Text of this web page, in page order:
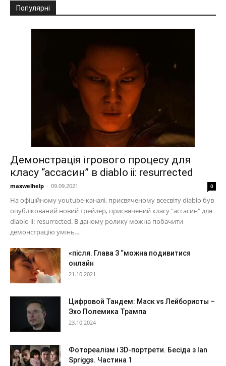
Популярні
Демонстрація ігрового процесу для
класу “ассасин” в diablo ii: resurrected
maxwelhelp - 09.09.2021 0
На офіційному youtube-каналі, присвяченому всесвіту diablo був
опублікований новий трейлер, присвячений класу "ассасин" для
diablo ii: resurrected. В даному ролику можна побачити
демонстрацію умінь...
«після. Глава 3 “можна подивитися
онлайн
21.10.2021
Цифровой Тандем: Маск vs Лейбористы –
Эхо Полемика Трампа
23.10.2024
Фотореалізм і 3D-портрети. Бесіда з Ian
Spriggs. Частина 1